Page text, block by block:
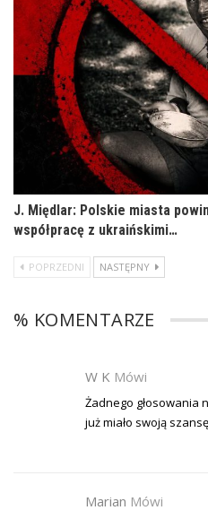
J. Międlar: Polskie miasta
współpracę z ukraińskimi…
POPRZEDNI NASTĘPNY
% KOMENTARZE
W K Mówi
Żadnego głosowania
już miało swoją
Marian Mówi